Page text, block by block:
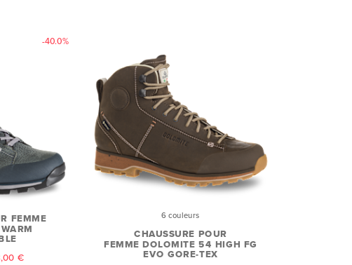
-40.0%
FEMME
€
6 couleurs
CHAUSSURE POUR
FEMME DOLOMITE 54 HIGH FG
EVO GORE-TEX